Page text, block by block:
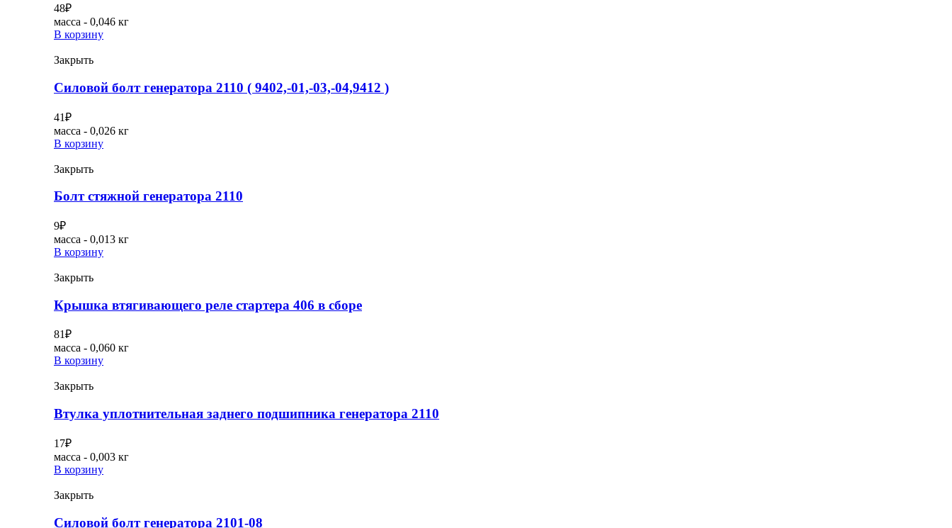
48₽
масса - 0,046 кг
В корзину
Закрыть
Силовой болт генератора 2110 ( 9402,-01,-03,-04,9412 )
41₽
масса - 0,026 кг
В корзину
Закрыть
Болт стяжной генератора 2110
9₽
масса - 0,013 кг
В корзину
Закрыть
Крышка втягивающего реле стартера 406 в сборе
81₽
масса - 0,060 кг
В корзину
Закрыть
Втулка уплотнительная заднего подшипника генератора 2110
17₽
масса - 0,003 кг
В корзину
Закрыть
Силовой болт генератора 2101-08